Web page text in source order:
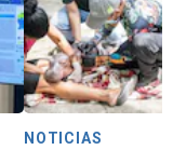
NOTICIAS